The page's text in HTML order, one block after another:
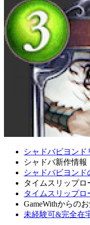
シャドバビヨンド
シャドバ新作情報
シャドバビヨン
タイムスリップロ
タイムスリップ
GameWithからの
未経験可&完全在